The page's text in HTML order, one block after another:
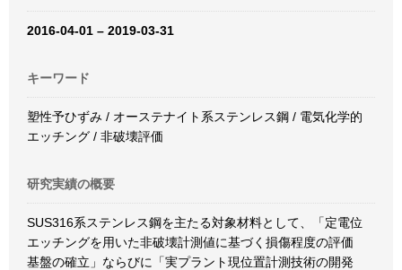
2016-04-01 – 2019-03-31
キーワード
塑性予ひずみ / オーステナイト系ステンレス鋼 / 電気化学的
エッチング / 非破壊評価
研究実績の概要
SUS316系ステンレス鋼を主たる対象材料として、「定電位
エッチングを用いた非破壊計測値に基づく損傷程度の評価
基盤の確立」ならびに「実プラント現位置計測技術の開発